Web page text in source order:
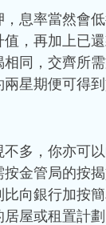
息率當然會
，再加上已
同，交齊所
星期便可得
多，你亦可
金管局的按
向銀行加按
屋或租置計